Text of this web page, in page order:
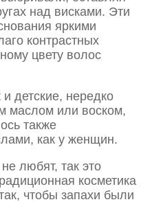
над висками. Эти
яркими
контрастных
цвету волос
детские, нередко
маслом или воском,
также
как у женщин.
любят, так это
косметика
чтобы запахи были